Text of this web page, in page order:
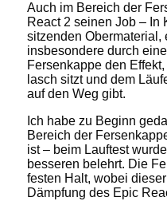
Auch im Bereich der
React 2 seinen Job – In
sitzenden Obermaterial,
insbesondere durch
Fersenkappe den
lasch sitzt und dem
auf den Weg gibt.
Ich habe zu Beginn
Bereich der
ist – beim Lauftest
besseren belehrt. Die
festen Halt, wobei
Dämpfung des Epic